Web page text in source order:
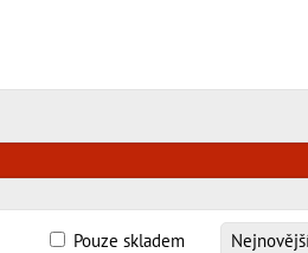
Pouze skladem